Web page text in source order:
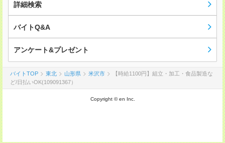
詳細検索
バイトQ&A
アンケート&プレゼント
バイトTOP 東北 山形県 米沢市
【時給1100円】組立・加工・食品製造な
ど/日払いOK(109091367）
Copyright © en Inc.